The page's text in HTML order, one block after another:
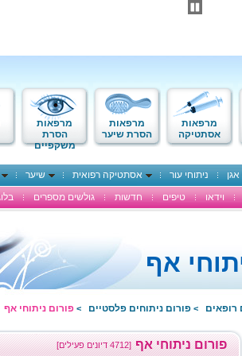
מרפאות
אסתטיקה
מרפאות
הסרת שיער
מרפאות
הסרת
משקפיים
אגן ניתוחי עור אסתטיקה רפואית שיער
וידאו טיפים חדשות גולשים מספרים
אף
רופאים > פורום ניתוחים פלסטיים > פורום ניתוחי אף
[4712 דיונים פעילים] פורום ניתוחי אף